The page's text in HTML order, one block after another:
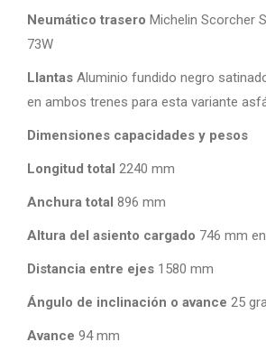
Neumático trasero Michelin Scorcher
73W
Llantas Aluminio fundido negro
en ambos trenes para esta variante
Dimensiones capacidades y pesos
Longitud total 2240 mm
Anchura total 896 mm
Altura del asiento cargado 746 mm
Distancia entre ejes 1580 mm
Ángulo de inclinación o avance 25
Avance 94 mm